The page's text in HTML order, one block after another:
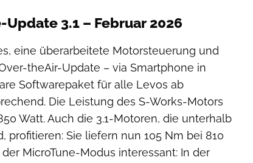
3.1 – Februar 2026
eine überarbeitete Motorsteuerung und
theAir-Update – via Smartphone in
Softwarepaket für alle Levos ab
Die Leistung des S-Works-Motors
Watt. Auch die 3.1-Motoren, die unterhalb
profitieren: Sie liefern nun 105 Nm bei 810
MicroTune-Modus interessant: In der